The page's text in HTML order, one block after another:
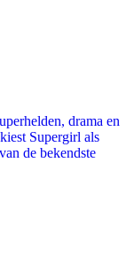
drama en
Supergirl als
de bekendste